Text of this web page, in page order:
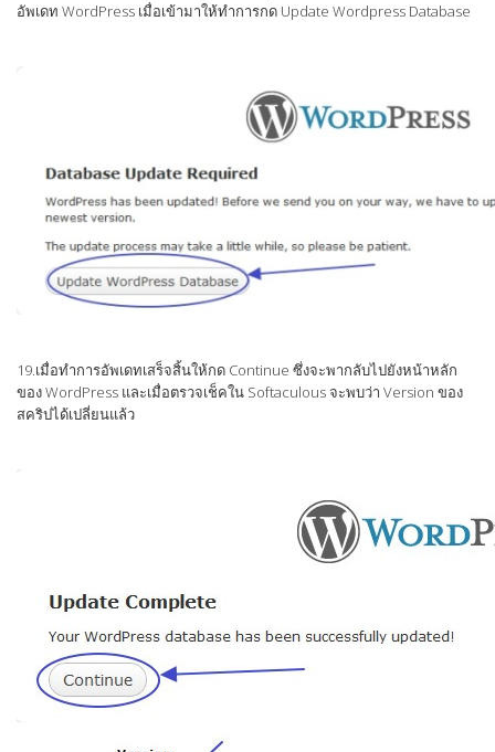
อัพเดท WordPress เมื่อเข้ามาให้ทำการกด Update Wordpress Database
19.เมื่อทำการอัพเดทเสร็จสิ้นให้กด Continue ซึ่งจะพากลับไปยังหน้าหลัก
ของ WordPress และเมื่อตรวจเช็คใน Softaculous จะพบว่า Version ของ
สคริปได้เปลี่ยนแล้ว